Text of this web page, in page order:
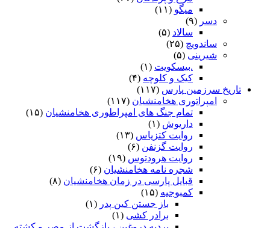
میگو (۱۱)
دسر (۹)
سالاد (۵)
ساندویچ (۲۵)
شیرینی (۵)
.بیسکویت (۱)
کیک و کلوچه (۴)
تاریخ سرزمین پارس (۱۱۷)
امپراتوری هخامنشیان (۱۱۷)
تمام جنگ های امپراطوری هخامنشیان (۱۵)
داریوش (۱)
روایت کتزیاس (۱۳)
روایت گزنفن (۶)
روایت هرودتوس (۱۹)
شجره نامه هخامنشیان (۶)
قبایل پارسی در زمان هخامنشیان (۸)
کمبوجیه (۱۵)
باز جستن کین پدر (۱)
برادر کشی (۱)